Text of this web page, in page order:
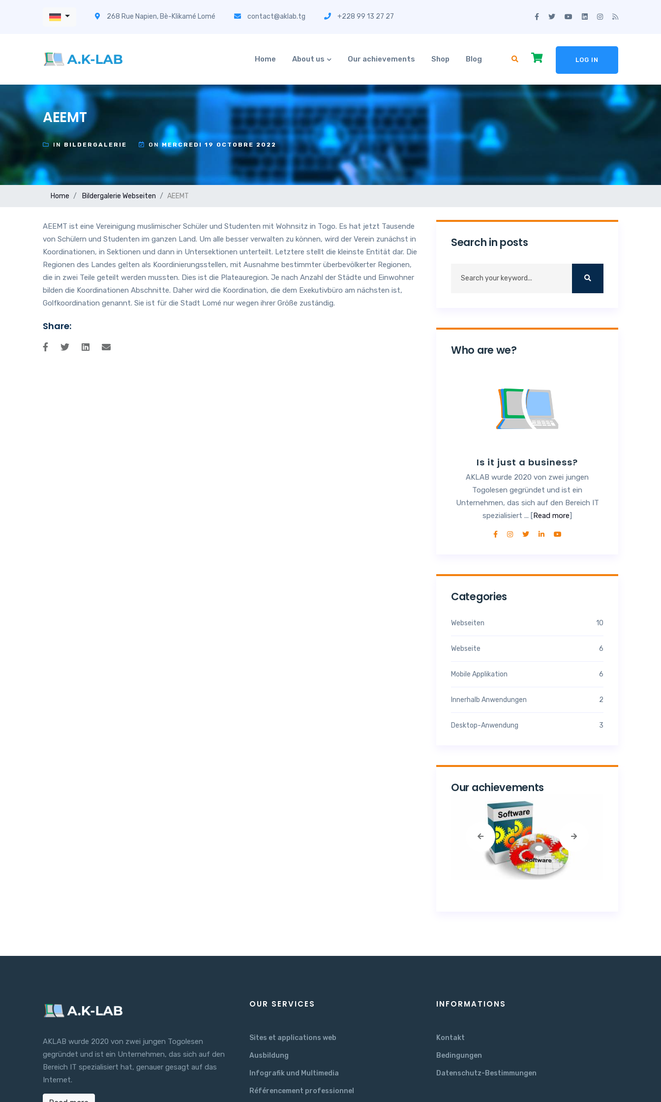
268 Rue Napien, Bè-Klikamé Lomé contact@aklab.tg +228 99 13 27 27
LOG IN
Home About us Our achievements Shop Blog
AEEMT
IN BILDERGALERIE ON MERCREDI 19 OCTOBRE 2022
Home Bildergalerie Webseiten AEEMT
AEEMT ist eine Vereinigung muslimischer Schüler und Studenten mit Wohnsitz in Togo. Es hat jetzt Tausende
von Schülern und Studenten im ganzen Land. Um alle besser verwalten zu können, wird der Verein zunächst in
Koordinationen, in Sektionen und dann in Untersektionen unterteilt. Letztere stellt die kleinste Entität dar. Die
Regionen des Landes gelten als Koordinierungsstellen, mit Ausnahme bestimmter überbevölkerter Regionen,
die in zwei Teile geteilt werden mussten. Dies ist die Plateauregion. Je nach Anzahl der Städte und Einwohner
bilden die Koordinationen Abschnitte. Daher wird die Koordination, die dem Exekutivbüro am nächsten ist,
Golfkoordination genannt. Sie ist für die Stadt Lomé nur wegen ihrer Größe zuständig.
Share:
Search in posts
Who are we?
Is it just a business?
AKLAB wurde 2020 von zwei jungen
Togolesen gegründet und ist ein
Unternehmen, das sich auf den Bereich IT
spezialisiert ... [Read more]
Categories
Webseiten 10
Webseite 6
Mobile Applikation 6
Innerhalb Anwendungen 2
Desktop-Anwendung 3
Our achievements
AKLAB wurde 2020 von zwei jungen Togolesen
gegründet und ist ein Unternehmen, das sich auf den
Bereich IT spezialisiert hat, genauer gesagt auf das
Internet.
OUR SERVICES
Sites et applications web
Ausbildung
Infografik und Multimedia
Référencement professionnel
INFORMATIONS
Kontakt
Bedingungen
Datenschutz-Bestimmungen